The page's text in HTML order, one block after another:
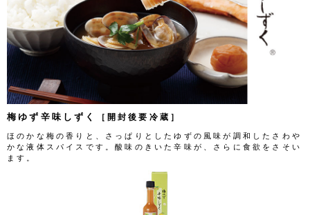
梅ゆず辛味しずく ［開封後要冷蔵］
ほのかな梅の香りと、さっぱりとしたゆずの風味が調和したさわや
かな液体スパイスです。酸味のきいた辛味が、さらに食欲をさそい
ます。